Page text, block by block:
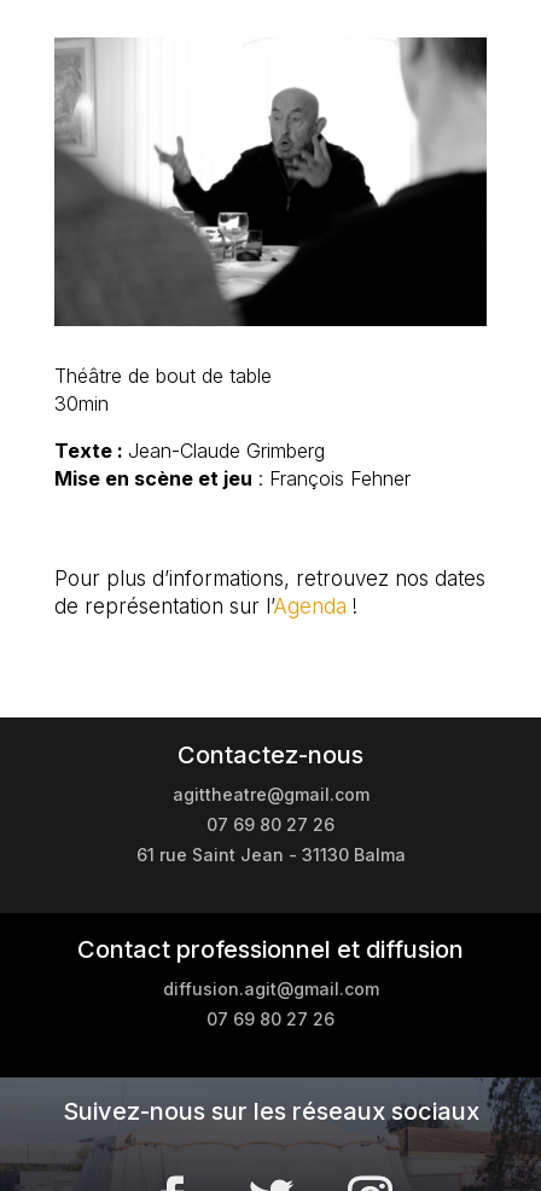
Théâtre de bout de table
30min
Texte : Jean-Claude Grimberg
Mise en scène et jeu : François Fehner
Pour plus d’informations, retrouvez nos dates
de représentation sur l’Agenda !
Contactez-nous
agittheatre@gmail.com
07 69 80 27 26
61 rue Saint Jean - 31130 Balma
Contact professionnel et diffusion
diffusion.agit@gmail.com
07 69 80 27 26
Suivez-nous sur les réseaux sociaux